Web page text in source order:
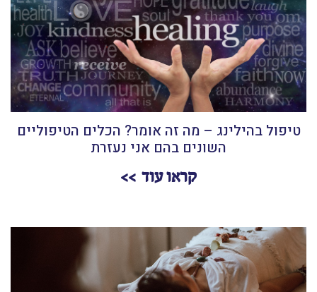
טיפול בהילינג – מה זה אומר? הכלים הטיפוליים
השונים בהם אני נעזרת
קראו עוד